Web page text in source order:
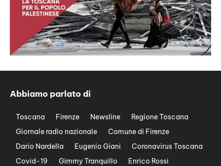
Abbiamo parlato di
Toscana Firenze Newsline
Regione Toscana
Giornale radio nazionale
Comune di Firenze
Dario Nardella
Eugenio Giani
Coronavirus Toscana
Covid-19
Gimmy Tranquillo
Enrico Rossi